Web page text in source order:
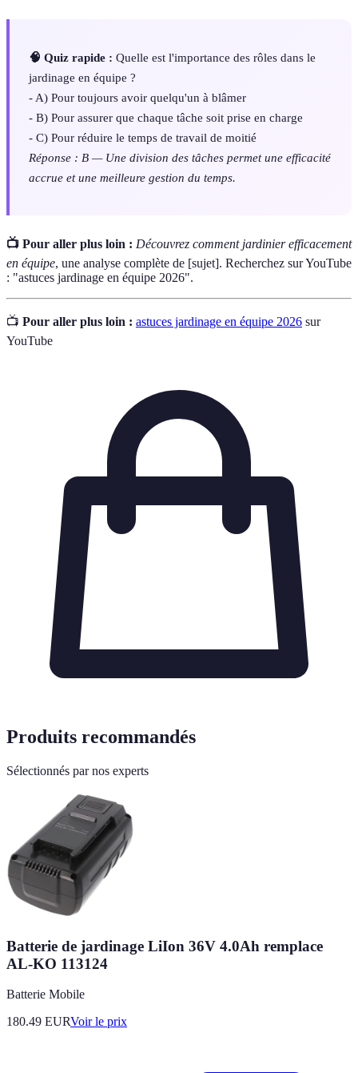
🧠 Quiz rapide : Quelle est l'importance des rôles dans le
jardinage en équipe ?
- A) Pour toujours avoir quelqu'un à blâmer
- B) Pour assurer que chaque tâche soit prise en charge
- C) Pour réduire le temps de travail de moitié
Réponse : B — Une division des tâches permet une efficacité
accrue et une meilleure gestion du temps.
📺 Pour aller plus loin : Découvrez comment jardinier efficacement
en équipe, une analyse complète de [sujet]. Recherchez sur YouTube
: "astuces jardinage en équipe 2026".
📺 Pour aller plus loin : astuces jardinage en équipe 2026 sur
YouTube
Produits recommandés
Sélectionnés par nos experts
Batterie de jardinage LiIon 36V 4.0Ah remplace
AL-KO 113124
Batterie Mobile
180.49 EURVoir le prix